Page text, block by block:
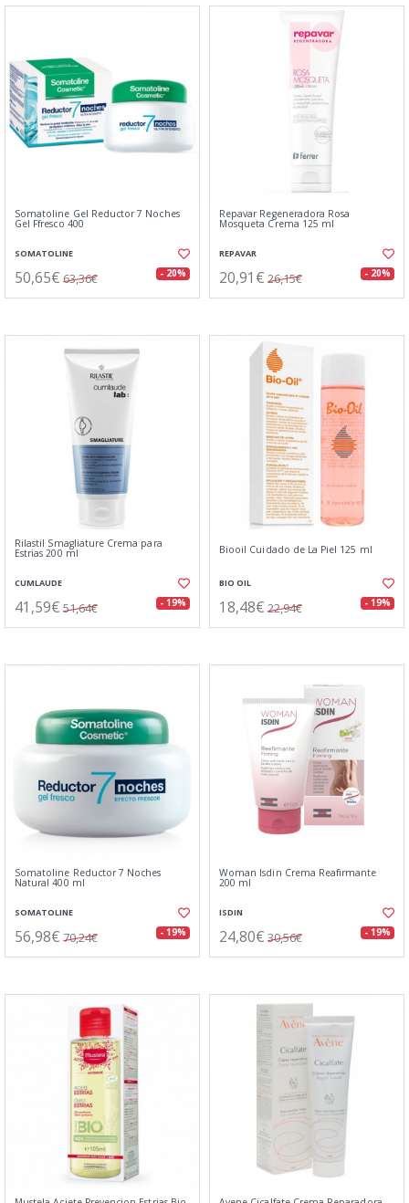
Somatoline Gel Reductor 7 Noches
Gel Ffresco 400
SOMATOLINE
50,65€ 63,36€ - 20%
Repavar Regeneradora Rosa
Mosqueta Crema 125 ml
REPAVAR
20,91€ 26,15€ - 20%
Rilastil Smagliature Crema para
Estrias 200 ml
CUMLAUDE
41,59€ 51,64€ - 19%
Biooil Cuidado de La Piel 125 ml
BIO OIL
18,48€ 22,94€ - 19%
Somatoline Reductor 7 Noches
Natural 400 ml
SOMATOLINE
56,98€ 70,24€ - 19%
Woman Isdin Crema Reafirmante
200 ml
ISDIN
24,80€ 30,56€ - 19%